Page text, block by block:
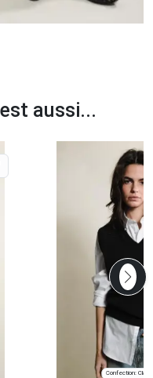
aussi...
Confection: